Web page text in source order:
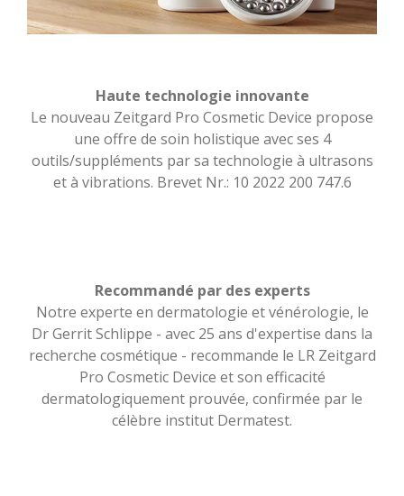
Haute technologie innovante
Le nouveau Zeitgard Pro Cosmetic Device propose
une offre de soin holistique avec ses 4
outils/suppléments par sa technologie à ultrasons
et à vibrations. Brevet Nr.: 10 2022 200 747.6
Recommandé par des experts
Notre experte en dermatologie et vénérologie, le
Dr Gerrit Schlippe - avec 25 ans d'expertise dans la
recherche cosmétique - recommande le LR Zeitgard
Pro Cosmetic Device et son efficacité
dermatologiquement prouvée, confirmée par le
célèbre institut Dermatest.